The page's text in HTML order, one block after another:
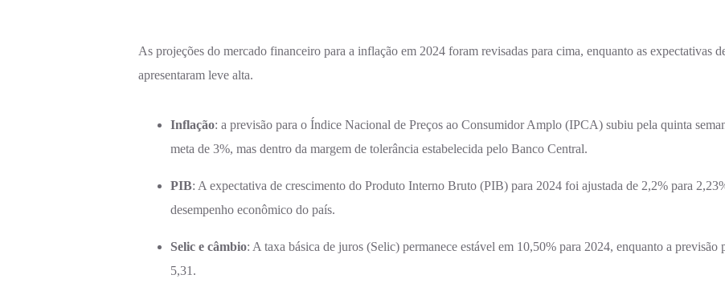
As projeções do mercado financeiro para a inflação em 2024 foram revisadas para cima, enquanto as expectativas
apresentaram leve alta.
Inflação: a previsão para o Índice Nacional de Preços ao Consumidor Amplo (IPCA) subiu pela quinta
meta de 3%, mas dentro da margem de tolerância estabelecida pelo Banco Central.
PIB: A expectativa de crescimento do Produto Interno Bruto (PIB) para 2024 foi ajustada de 2,2% para
desempenho econômico do país.
Selic e câmbio: A taxa básica de juros (Selic) permanece estável em 10,50% para 2024, enquanto a
5,31.